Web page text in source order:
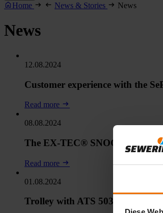
Home News & Stories News
News
12.08.2024
Customer experience with the
Read more
08.08.2024
The EX-TEC® SNOOPER 4
Read more
01.08.2024
Trolley with ATS 503/501 for